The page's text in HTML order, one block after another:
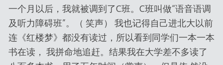
一个月以后，我就被调到了C班。C班叫做“语音语调
及听力障碍班”。（ 笑声） 我也记得自己进北大以前
连《红楼梦》都没有读过，所以看到同学们一本一本
书在读， 我拼命地追赶。结果我在大学差不多读了